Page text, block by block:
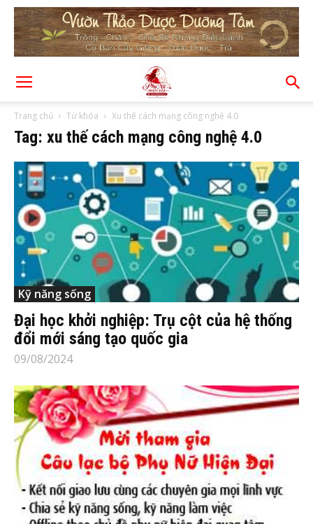
Trang chủ Từ khóa Xu thế cách mạng công nghệ 4.0
Tag: xu thế cách mạng công nghệ 4.0
Kỹ năng sống
Đại học khởi nghiệp: Trụ cột của hệ thống
đổi mới sáng tạo quốc gia
09/08/2024